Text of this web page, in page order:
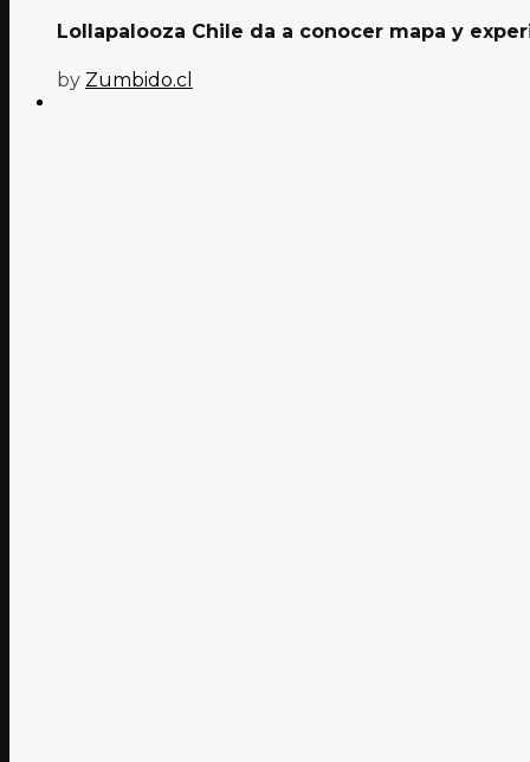
Lollapalooza Chile da a conocer mapa y
by Zumbido.cl